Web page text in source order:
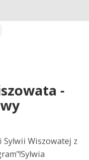
-
Sylwii Wiszowatej z